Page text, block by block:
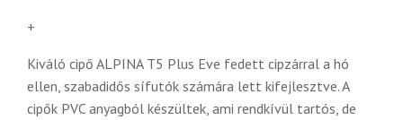
+
Kiváló cipő ALPINA T5 Plus Eve fedett cipzárral a hó
ellen, szabadidős sífutók számára lett kifejlesztve. A
cipők PVC anyagból készültek, ami rendkívül tartós, de